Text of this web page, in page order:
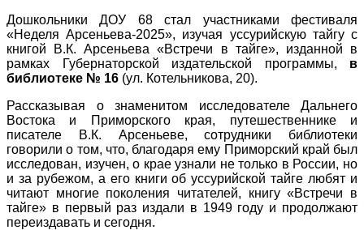
Дошкольники ДОУ 68 стал участниками фестиваля
«Неделя Арсеньева-2025», изучая уссурийскую тайгу с
книгой В.К. Арсеньева «Встречи в тайге», изданной в
рамках Губернаторской издательской программы, в
библиотеке № 16 (ул. Котельникова, 20).
Рассказывая о знаменитом исследователе Дальнего
Востока и Приморского края, путешественнике и
писателе В.К. Арсеньеве, сотрудники библиотеки
говорили о том, что, благодаря ему Приморский край был
исследован, изучен, о крае узнали не только в России, но
и за рубежом, а его книги об уссурийской тайге любят и
читают многие поколения читателей, книгу «Встречи в
тайге» в первый раз издали в 1949 году и продолжают
переиздавать и сегодня.